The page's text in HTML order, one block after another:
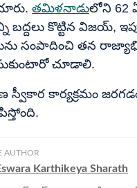
తమిళనాడులోని 62
కొట్టిన విజయ్,
సంపాదించి తన
చూడాలి.
స్వీకార కార్యక్రమం
AUTHOR
Karthikeya Sharath